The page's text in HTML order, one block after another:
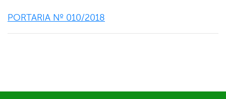
PORTARIA Nº 010/2018